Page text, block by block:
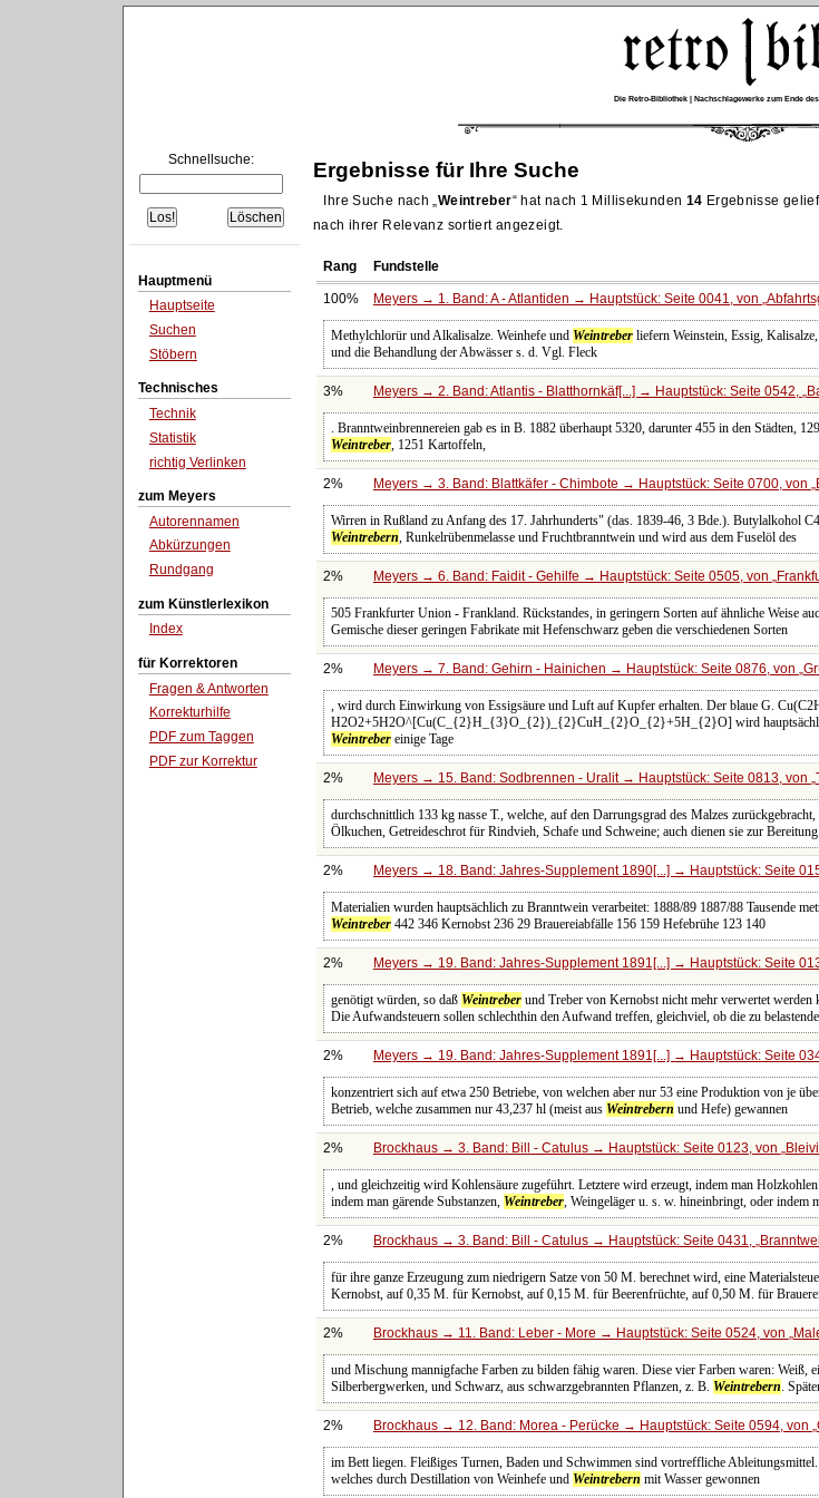
Die Retro-Bibliothek | Nachschlagewerke zum Ende
Schnellsuche:
Hauptmenü
Hauptseite
Suchen
Stöbern
Technisches
Technik
Statistik
richtig Verlinken
zum Meyers
Autorennamen
Abkürzungen
Rundgang
zum Künstlerlexikon
Index
für Korrektoren
Fragen & Antworten
Korrekturhilfe
PDF zum Taggen
PDF zur Korrektur
Ergebnisse für Ihre Suche
Ihre Suche nach Weintreber hat nach 1 Millisekunden 14 Ergebnisse
nach ihrer Relevanz sortiert angezeigt.
Rang Fundstelle
100% Meyers → 1. Band: A - Atlantiden → Hauptstück: Seite 0041, von
Methylchlorür und Alkalisalze. Weinhefe und Weintreber liefern Weinstein, Essig,
und die Behandlung der Abwässer s. d. Vgl. Fleck
3% Meyers → 2. Band: Atlantis - Blatthornkäf[...] → Hauptstück: Seite 0542,
. Branntweinbrennereien gab es in B. 1882 überhaupt 5320, darunter 455 in den Städten,
Weintreber, 1251 Kartoffeln,
2% Meyers → 3. Band: Blattkäfer - Chimbote → Hauptstück: Seite 0700, von
Wirren in Rußland zu Anfang des 17. Jahrhunderts" (das. 1839-46, 3 Bde.).
Weintrebern, Runkelrübenmelasse und Fruchtbranntwein und wird aus dem Fuselöl des
2% Meyers → 6. Band: Faidit - Gehilfe → Hauptstück: Seite 0505, von
505 Frankfurter Union - Frankland. Rückstandes, in geringern Sorten auf ähnliche Weise
Gemische dieser geringen Fabrikate mit Hefenschwarz geben die verschiedenen Sorten
2% Meyers → 7. Band: Gehirn - Hainichen → Hauptstück: Seite 0876, von
, wird durch Einwirkung von Essigsäure und Luft auf Kupfer erhalten. Der blaue G.
H2O2+5H2O^[Cu(C_{2}H_{3}O_{2})_{2}CuH_{2}O_{2}+5H_{2}O] wird hauptsächlich
Weintreber einige Tage
2% Meyers → 15. Band: Sodbrennen - Uralit → Hauptstück: Seite 0813, von
durchschnittlich 133 kg nasse T., welche, auf den Darrungsgrad des Malzes
Ölkuchen, Getreideschrot für Rindvieh, Schafe und Schweine; auch dienen sie zur
2% Meyers → 18. Band: Jahres-Supplement 1890[...] → Hauptstück: Seite
Materialien wurden hauptsächlich zu Branntwein verarbeitet: 1888/89 1887/88 Tausende
Weintreber 442 346 Kernobst 236 29 Brauereiabfälle 156 159 Hefebrühe 123 140
2% Meyers → 19. Band: Jahres-Supplement 1891[...] → Hauptstück: Seite
genötigt würden, so daß Weintreber und Treber von Kernobst nicht mehr verwertet werden
Die Aufwandsteuern sollen schlechthin den Aufwand treffen, gleichviel, ob die zu
2% Meyers → 19. Band: Jahres-Supplement 1891[...] → Hauptstück: Seite
konzentriert sich auf etwa 250 Betriebe, von welchen aber nur 53 eine Produktion von je
Betrieb, welche zusammen nur 43,237 hl (meist aus Weintrebern und Hefe) gewannen
2% Brockhaus → 3. Band: Bill - Catulus → Hauptstück: Seite 0123, von
, und gleichzeitig wird Kohlensäure zugeführt. Letztere wird erzeugt, indem man
indem man gärende Substanzen, Weintreber, Weingeläger u. s. w. hineinbringt, oder indem
2% Brockhaus → 3. Band: Bill - Catulus → Hauptstück: Seite 0431,
für ihre ganze Erzeugung zum niedrigern Satze von 50 M. berechnet wird, eine
Kernobst, auf 0,35 M. für Kernobst, auf 0,15 M. für Beerenfrüchte, auf 0,50 M. für
2% Brockhaus → 11. Band: Leber - More → Hauptstück: Seite 0524, von
und Mischung mannigfache Farben zu bilden fähig waren. Diese vier Farben waren: Weiß,
Silberbergwerken, und Schwarz, aus schwarzgebrannten Pflanzen, z. B. Weintrebern.
2% Brockhaus → 12. Band: Morea - Perücke → Hauptstück: Seite 0594, von
im Bett liegen. Fleißiges Turnen, Baden und Schwimmen sind vortreffliche
welches durch Destillation von Weinhefe und Weintrebern mit Wasser gewonnen